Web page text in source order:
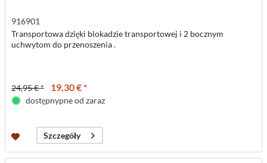
916901
Transportowa dzięki blokadzie transportowej i 2 bocznym
uchwytom do przenoszenia .
24,95 € * 19,30 € *
dostępnypne od zaraz
Szczegóły